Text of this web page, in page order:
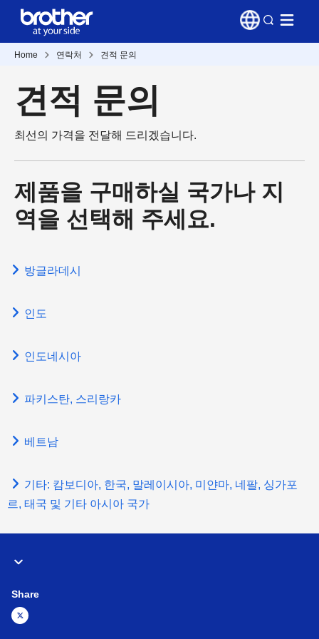
Home 연락처 견적 문의
견적 문의
최선의 가격을 전달해 드리겠습니다.
제품을 구매하실 국가나 지
역을 선택해 주세요.
방글라데시
인도
인도네시아
파키스탄, 스리랑카
베트남
기타: 캄보디아, 한국, 말레이시아, 미얀마, 네팔, 싱가포
르, 태국 및 기타 아시아 국가
Share